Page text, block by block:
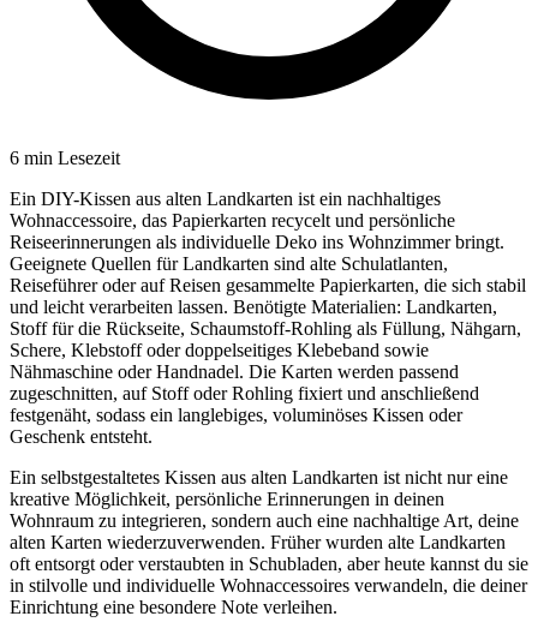
6 min Lesezeit
Ein DIY-Kissen aus alten Landkarten ist ein nachhaltiges
Wohnaccessoire, das Papierkarten recycelt und persönliche
Reiseerinnerungen als individuelle Deko ins Wohnzimmer bringt.
Geeignete Quellen für Landkarten sind alte Schulatlanten,
Reiseführer oder auf Reisen gesammelte Papierkarten, die sich stabil
und leicht verarbeiten lassen. Benötigte Materialien: Landkarten,
Stoff für die Rückseite, Schaumstoff-Rohling als Füllung, Nähgarn,
Schere, Klebstoff oder doppelseitiges Klebeband sowie
Nähmaschine oder Handnadel. Die Karten werden passend
zugeschnitten, auf Stoff oder Rohling fixiert und anschließend
festgenäht, sodass ein langlebiges, voluminöses Kissen oder
Geschenk entsteht.
Ein selbstgestaltetes Kissen aus alten Landkarten ist nicht nur eine
kreative Möglichkeit, persönliche Erinnerungen in deinen
Wohnraum zu integrieren, sondern auch eine nachhaltige Art, deine
alten Karten wiederzuverwenden. Früher wurden alte Landkarten
oft entsorgt oder verstaubten in Schubladen, aber heute kannst du sie
in stilvolle und individuelle Wohnaccessoires verwandeln, die deiner
Einrichtung eine besondere Note verleihen.